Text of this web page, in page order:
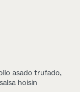
asado trufado,
hoisin